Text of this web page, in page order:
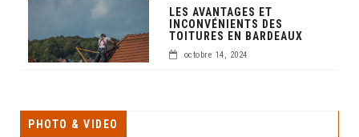
LES AVANTAGES ET
INCONVÉNIENTS DES
TOITURES EN BARDEAUX
octobre 14, 2024
PHOTO & VIDEO